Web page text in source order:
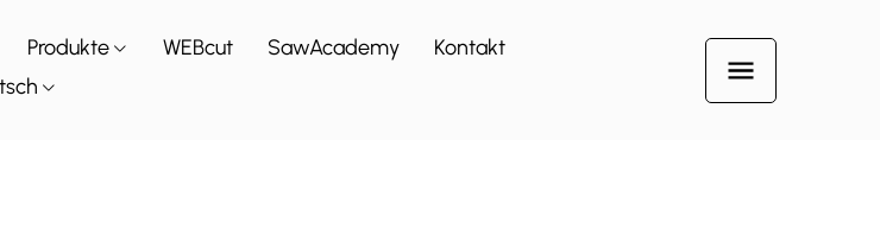
Produkte WEBcut SawAcademy
Kontakt